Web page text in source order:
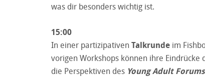
was dir besonders wichtig ist.
15:00
In einer partizipativenTalkrunde im
vorigen Workshops können ihre
die Perspektiven des Young Adult Forums